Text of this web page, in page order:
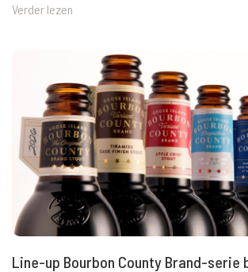
Verder lezen
Line-up Bourbon County Brand-serie